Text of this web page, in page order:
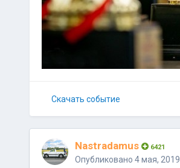
Скачать событие
Nastradamus 6421
Опубликовано 4 мая, 2019